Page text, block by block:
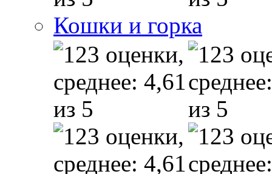
Кошки и горка